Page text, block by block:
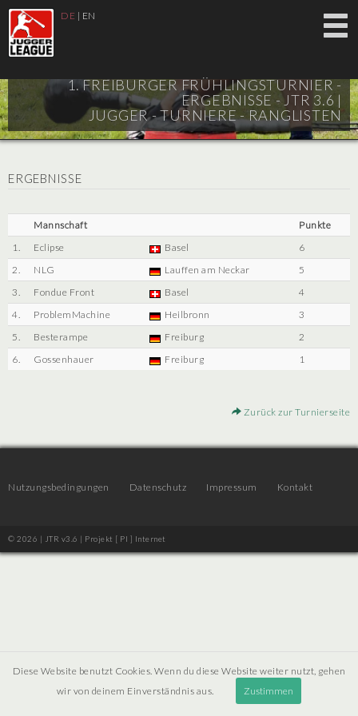
DE | EN
1. FREIBURGER FRÜHLINGSTURNIER -
ERGEBNISSE - JTR 3.6 |
JUGGER - TURNIERE - RANGLISTEN
ERGEBNISSE
Mannschaft
Punkte
1.
Eclipse Basel
6
2.
NLG Lauffen am Neckar
5
3.
Fondue Front Basel
4
4.
ProblemMachine Heilbronn
3
5.
Besterampe Freiburg
2
6.
Gossenhauer Freiburg 1
Zurück zur Turnierseite
Nutzungsbedingungen Datenschutz Impressum Kontakt
© 2026 | JTR v3.6 | Projekt [ PI ] Internet
Diese Website benutzt Cookies. Wenn du diese Website weiter nutzt, gehen
wir von deinem Einverständnis aus.
Zustimmen